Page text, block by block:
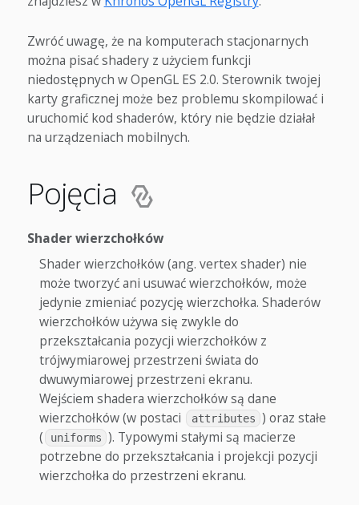
Zwróć uwagę, że na komputerach stacjonarnych
można pisać shadery z użyciem funkcji
niedostępnych w OpenGL ES 2.0. Sterownik twojej
karty graficznej może bez problemu skompilować i
uruchomić kod shaderów, który nie będzie działał
na urządzeniach mobilnych.
Pojęcia
Shader wierzchołków
Shader wierzchołków (ang. vertex shader) nie
może tworzyć ani usuwać wierzchołków, może
jedynie zmieniać pozycję wierzchołka. Shaderów
wierzchołków używa się zwykle do
przekształcania pozycji wierzchołków z
trójwymiarowej przestrzeni świata do
dwuwymiarowej przestrzeni ekranu.
Wejściem shadera wierzchołków są dane
wierzchołków (w postaci
attributes ) oraz stałe
(
uniforms ). Typowymi stałymi są macierze
potrzebne do przekształcania i projekcji pozycji
wierzchołka do przestrzeni ekranu.